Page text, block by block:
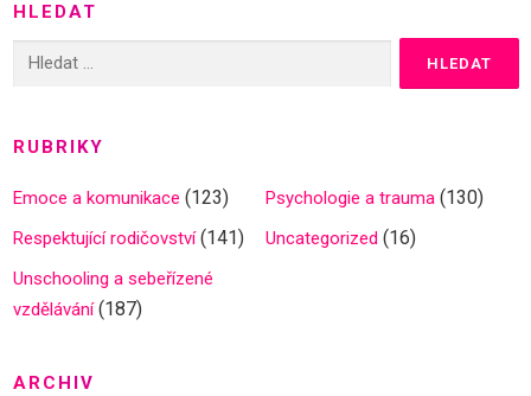
HLEDAT
Vyhledávání
RUBRIKY
Emoce a komunikace (123) Psychologie a trauma (130)
Respektující rodičovství(141) Uncategorized (16)
Unschooling a sebeřízené
vzdělávání(187)
ARCHIV